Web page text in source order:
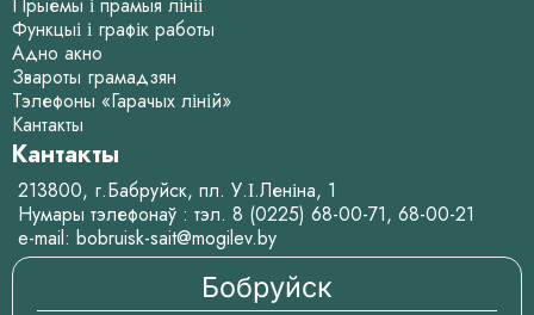
Функцыі і графік работы
Адно акно
Звароты грамадзян
Тэлефоны «Гарачых ліній»
Кантакты
Кантакты
213800, г.Бабруйск, пл. У.І.Леніна, 1
Нумары тэлефонаў : тэл. 8 (0225) 68-00-71, 68-00-21
e-mail: bobruisk-sait@mogilev.by
Бобруйск